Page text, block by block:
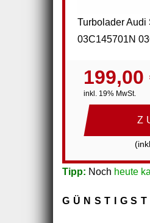
Turbolader Audi
03C145701N
199,00
inkl. 19% MwSt.
Tipp: Noch heute